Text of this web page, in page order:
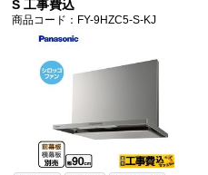
S 工事費込
商品コード ：FY-9HZC5-S-KJ
カートへ進む